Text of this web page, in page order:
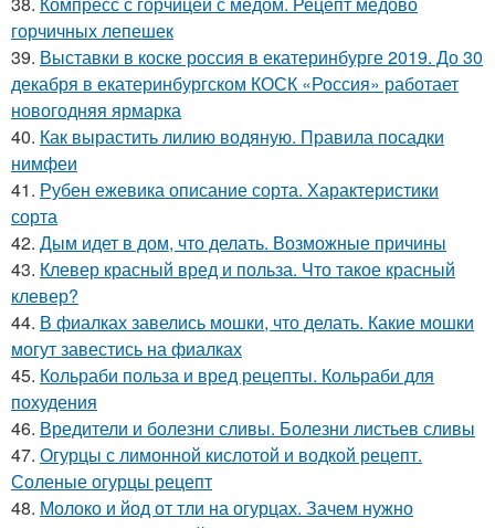
горчичных лепешек
39. Выставки в коске россия в екатеринбурге 2019. До 30
декабря в екатеринбургском КОСК «Россия» работает
новогодняя ярмарка
40. Как вырастить лилию водяную. Правила посадки
нимфеи
41. Рубен ежевика описание сорта. Характеристики
сорта
42. Дым идет в дом, что делать. Возможные причины
43. Клевер красный вред и польза. Что такое красный
клевер?
44. В фиалках завелись мошки, что делать. Какие мошки
могут завестись на фиалках
45. Кольраби польза и вред рецепты. Кольраби для
похудения
46. Вредители и болезни сливы. Болезни листьев сливы
47. Огурцы с лимонной кислотой и водкой рецепт.
Соленые огурцы рецепт
48. Молоко и йод от тли на огурцах. Зачем нужно